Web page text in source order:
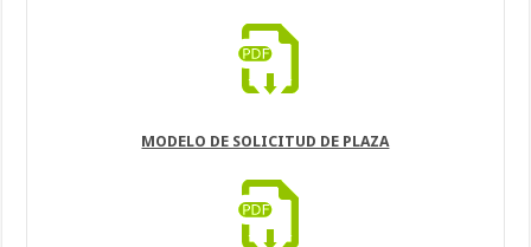
MODELO DE SOLICITUD DE PLAZA